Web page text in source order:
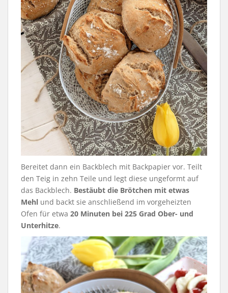
Bereitet dann ein Backblech mit Backpapier vor. Teilt
den Teig in zehn Teile und legt diese ungeformt auf
das Backblech. Bestäubt die Brötchen mit etwas
Mehl und backt sie anschließend im vorgeheizten
Ofen für etwa 20 Minuten bei 225 Grad Ober- und
Unterhitze.